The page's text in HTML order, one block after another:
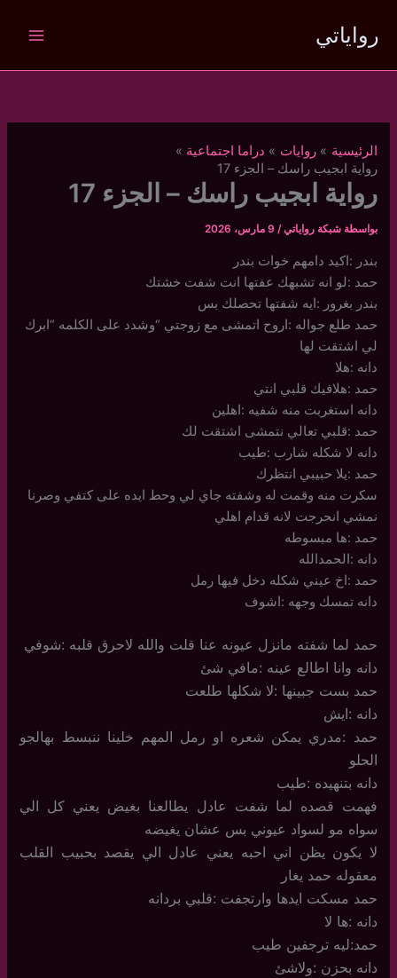
المحتوى
رواياتي
الرئيسية روايات
دراما اجتماعية
رواية ابجيب راسك – الجزء 17
رواية ابجيب راسك – الجزء 17
بواسطة شبكة رواياتي/ 9 مارس، 2026
بندر :اكيد دامهم خوات بندر
حمد :لو انه تشبهك عفتها انت شفت خشتك
بندر بغرور :ايه شفتها تحصلك بس
حمد طلع جواله :اروح اتمشى مع زوجتي “وشدد على الكلمه “ابرك
لي اشتقت لها
دانه :هلا
حمد :هلافيك قلبي انتي
دانه استغربت منه شفيه :اهلين
حمد :قلبي تعالي نتمشى اشتقت لك
دانه لا شكله شارب :طيب
حمد :يلا حبيبي انتظرك
سكرت منه وقمت له وشفته جاي لي وحط ايده على كتفي وصرنا
نمشي انحرجت لانه قدام اهلي
حمد :ها مبسوطه
دانه :الحمدالله
حمد :اخ عيني شكله دخل فيها رمل
دانه تمسك وجهه :اشوف
حمد لما شفته مانزل عيونه عنا قلت والله لاحرق قلبه :شوفي
دانه وانا اطالع عينه :مافي شئ
حمد بست جبينها :لا شكلها طلعت
دانه :ايش
حمد :مدري يمكن شعره او رمل المهم خلينا ننبسط بهالجو
الحلو
دانه بتنهيده :طيب
فهمت قصده لما شفت عادل يطالعنا بغيض يعني كل الي
سواه مو لسواد عيوني بس عشان يغيضه
لا يكون يظن اني احبه يعني عادل الي يقصد بحبيب القلب
معقوله حمد يغار
حمد مسكت ايدها وارتجفت :قلبي بردانه
دانه :ها لا
حمد:ليه ترجفين طيب
دانه بحزن :ولاشئ